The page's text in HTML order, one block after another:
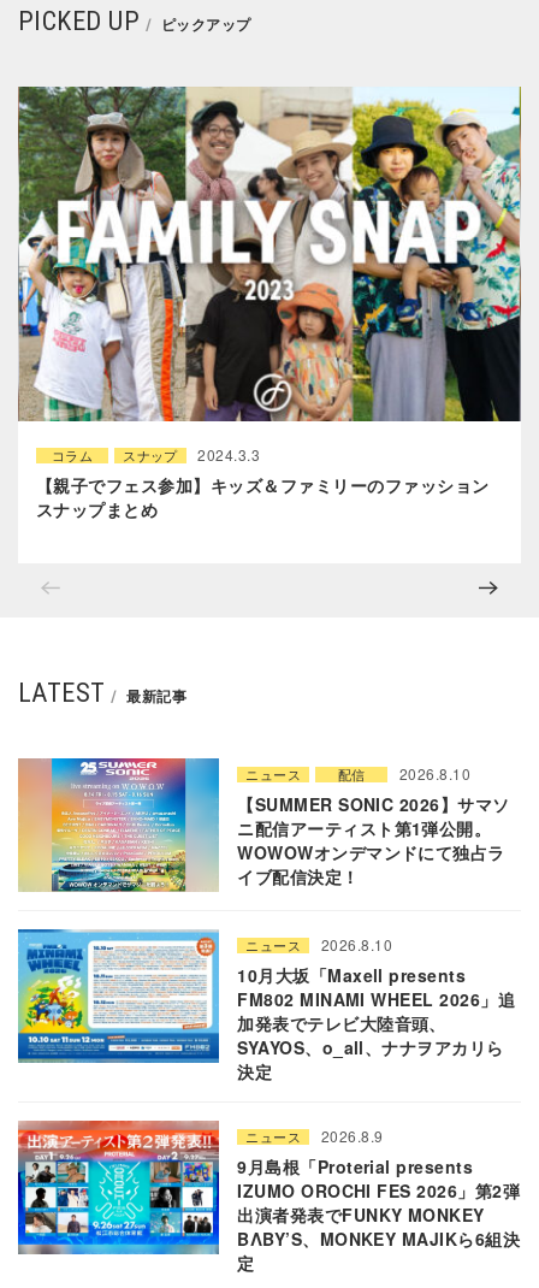
PICKED UP ピックアップ
コラム スナップ 2024.3.3
【親子でフェス参加】キッズ＆ファミリーのファッション
スナップまとめ
LATEST 最新記事
ニュース 配信 2026.8.10
【SUMMER SONIC 2026】サマソ
ニ配信アーティスト第1弾公開。
WOWOWオンデマンドにて独占ラ
イブ配信決定！
ニュース 2026.8.10
10月大坂「Maxell presents
FM802 MINAMI WHEEL 2026」追
加発表でテレビ大陸音頭、
SYAYOS、o_all、ナナヲアカリら
決定
ニュース 2026.8.9
9月島根「Proterial presents
IZUMO OROCHI FES 2026」第2弾
出演者発表でFUNKY MONKEY
BΛBY’S、MONKEY MAJIKら6組決
定